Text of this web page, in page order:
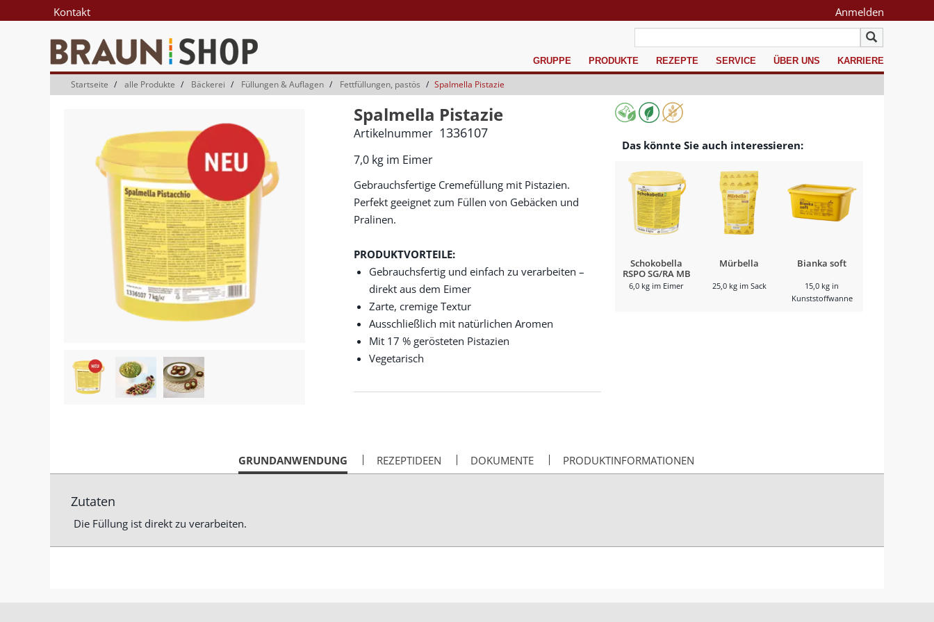
Inhalt
Navigationsmenü
Kontakt Anmelden
GRUPPE PRODUKTE REZEPTE SERVICE ÜBER UNS KARRIERE
Startseite alle Produkte Bäckerei Füllungen & Auflagen Fettfüllungen, pastös Spalmella Pistazie
Spalmella Pistazie
7,0 kg im Eimer
Artikelnummer 1336107
Gebrauchsfertige Cremefüllung mit Pistazien.
Perfekt geeignet zum Füllen von Gebäcken und
Pralinen.
PRODUKTVORTEILE:
Gebrauchsfertig und einfach zu verarbeiten –
direkt aus dem Eimer
Zarte, cremige Textur
Ausschließlich mit natürlichen Aromen
Mit 17 % gerösteten Pistazien
Vegetarisch
Das könnte Sie auch interessieren:
Schokobella
RSPO SG/RA MB
cocoa
6,0 kg im Eimer
Mürbella
25,0 kg im Sack
Bianka soft
15,0 kg in
Kunststoffwanne
CURRENT
TAB:
GRUNDANWENDUNG REZEPTIDEEN DOKUMENTE PRODUKTINFORMATIONEN
Zutaten
Die Füllung ist direkt zu verarbeiten.